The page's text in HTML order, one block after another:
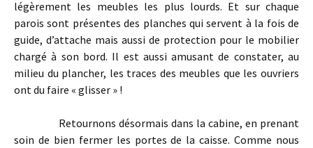
légèrement les meubles les plus lourds. Et sur chaque
parois sont présentes des planches qui servent à la fois de
guide, d’attache mais aussi de protection pour le mobilier
chargé à son bord. Il est aussi amusant de constater, au
milieu du plancher, les traces des meubles que les ouvriers
ont du faire « glisser » !
Retournons désormais dans la cabine, en prenant
soin de bien fermer les portes de la caisse. Comme nous